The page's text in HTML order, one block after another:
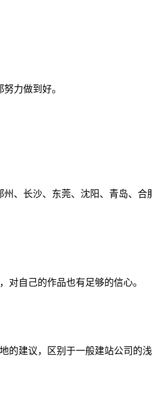
力做到好。
、长沙、东莞、沈阳、青岛、合
对自己的作品也有足够的信心。
的建议，区别于一般建站公司的